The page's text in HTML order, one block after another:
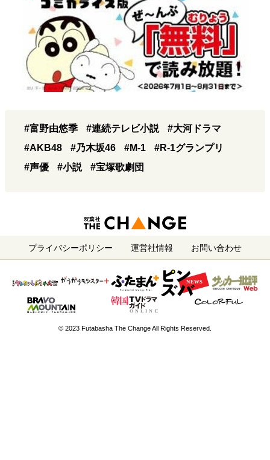
#富野由悠季 #連続テレビ小説
#大河ドラマ
#AKB48
#乃木坂46 #M-1
#R-1グランプリ
#声優
#小説 #宝塚歌劇団
プライバシーポリシー 運営社情報 お問い合わせ
© 2023 Futabasha The Change All Rights Reserved.